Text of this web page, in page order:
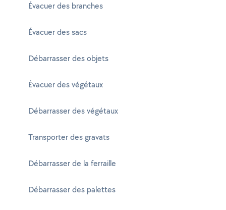
Évacuer des branches
Évacuer des sacs
Débarrasser des objets
Évacuer des végétaux
Débarrasser des végétaux
Transporter des gravats
Débarrasser de la ferraille
Débarrasser des palettes